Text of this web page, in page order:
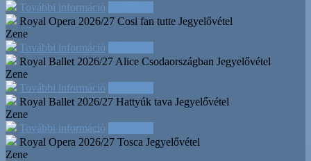
További információ
Royal Opera 2026/27 Cosi fan tutte Jegyelővétel
Zene
További információ
Royal Ballet 2026/27 Alice Csodaországban Jegyelővétel
Zene
További információ
Royal Ballet 2026/27 Hattyúk tava Jegyelővétel
Zene
További információ
Royal Opera 2026/27 Tosca Jegyelővétel
Zene